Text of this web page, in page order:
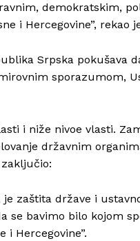
demokratskim,
i Hercegovine”, rekao
Srpska pokušava
sporazumom,
i niže nivoe vlasti.
državnim
zaštita države i
se bavimo bilo kojom
i Hercegovine”.